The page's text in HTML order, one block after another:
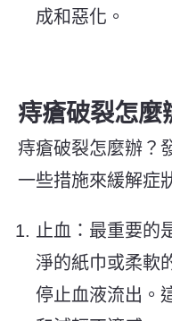
成和惡化。
痔瘡破裂怎麼
痔瘡破裂怎麼辦？
一些措施來緩解症
止血：最重要的
淨的紙巾或柔軟
停止血液流出。